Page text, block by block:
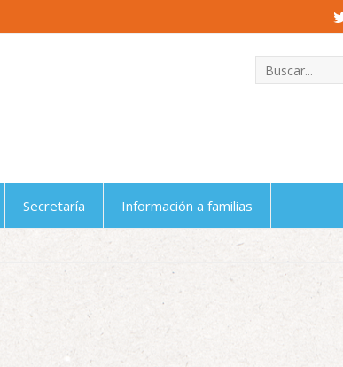
Secretaría Información a familias